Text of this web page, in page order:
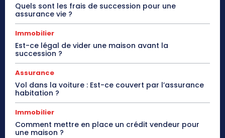
Quels sont les frais de succession pour une
assurance vie ?
Immobilier
Est-ce légal de vider une maison avant la
succession ?
Assurance
Vol dans la voiture : Est-ce couvert par l’assurance
habitation ?
Immobilier
Comment mettre en place un crédit vendeur pour
une maison ?